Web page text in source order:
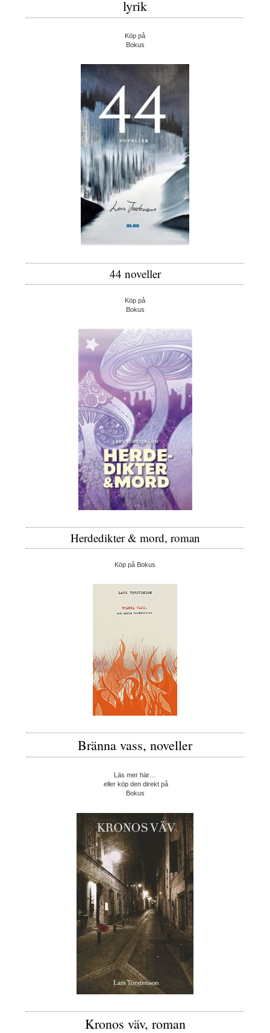
lyrik
Köp på
Bokus
44 noveller
Köp på
Bokus
Herdedikter & mord, roman
Köp på Bokus
Bränna vass, noveller
Läs mer här…
eller köp den direkt på
Bokus
Kronos väv, roman